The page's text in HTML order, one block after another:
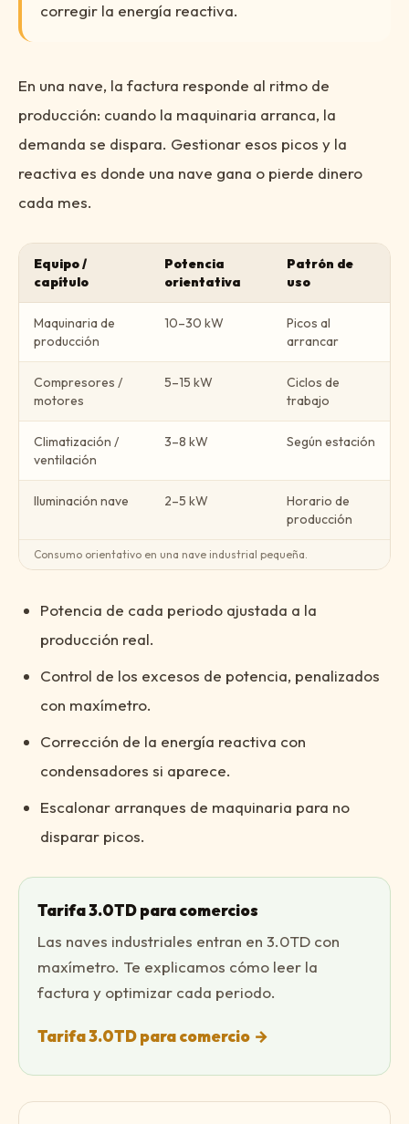
corregir la energía reactiva.
En una nave, la factura responde al ritmo de
producción: cuando la maquinaria arranca, la
demanda se dispara. Gestionar esos picos y la
reactiva es donde una nave gana o pierde dinero
cada mes.
Equipo /
capítulo
Potencia
orientativa
Patrón de
uso
Maquinaria de
producción
10–30 kW
Picos al
arrancar
Compresores /
motores
5–15 kW
Ciclos de
trabajo
Climatización /
ventilación
3–8 kW Según estación
Iluminación nave 2–5 kW
Horario de
producción
Consumo orientativo en una nave industrial pequeña.
Potencia de cada periodo ajustada a la
producción real.
Control de los excesos de potencia, penalizados
con maxímetro.
Corrección de la energía reactiva con
condensadores si aparece.
Escalonar arranques de maquinaria para no
disparar picos.
Tarifa 3.0TD para comercios
Las naves industriales entran en 3.0TD con
maxímetro. Te explicamos cómo leer la
factura y optimizar cada periodo.
Tarifa 3.0TD para comercio →